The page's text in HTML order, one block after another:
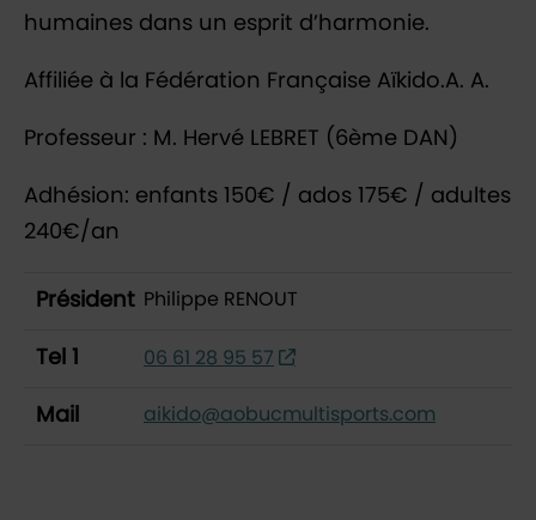
humaines dans un esprit d’harmonie.
Affiliée à la Fédération Française Aïkido.A. A.
Professeur : M. Hervé LEBRET (6ème DAN)
Adhésion: enfants 150€ / ados 175€ / adultes
240€/an
Président Philippe RENOUT
Tel 1 06 61 28 95 57
Mail aikido@aobucmultisports.com